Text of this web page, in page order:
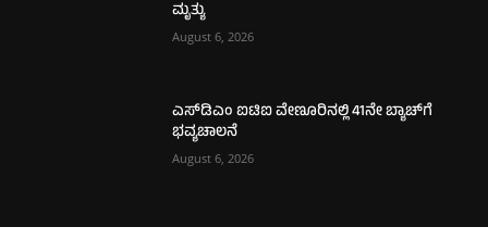
ಮೃತ್ಯು
August 6, 2026
ಎಸ್‌ಡಿಎಂ ಐಟಿಐ ವೇಣೂರಿನಲ್ಲಿ 41ನೇ ಬ್ಯಾಚ್‌ಗೆ
ಭವ್ಯಚಾಲನೆ
August 6, 2026